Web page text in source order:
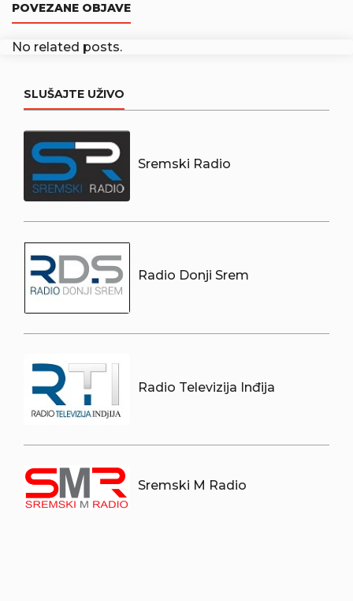
POVEZANE OBJAVE
No related posts.
SLUŠAJTE UŽIVO
Sremski Radio
Radio Donji Srem
Radio Televizija Inđija
Sremski M Radio